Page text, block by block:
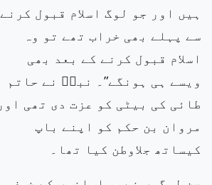
ہیں اور جو لوگ اسلام قبول کرنے
سے پہلے بھی خراب تھے تو وہ
اسلام قبول کرنے کے بعد بھی
ویسے ہی ہونگے”۔ نبیۖ نے حاتم
طائی کی بیٹی کو عزت دی تھی اور
مروان بن حکم کو اپنے باپ
کیساتھ جلاوطن کیا تھا۔